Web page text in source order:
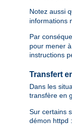
Notez aussi
informations
Par
pour mener
instructions
Transfert
Dans les
transfère en
Sur certains
démon httpd :